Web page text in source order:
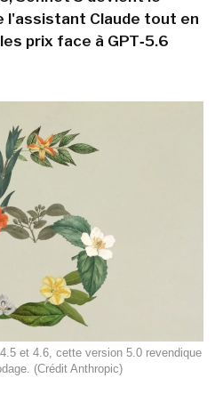
l'assistant Claude tout en
prix face à GPT‑5.6
et 4.6, cette version 5.0 revendique
(Crédit Anthropic)